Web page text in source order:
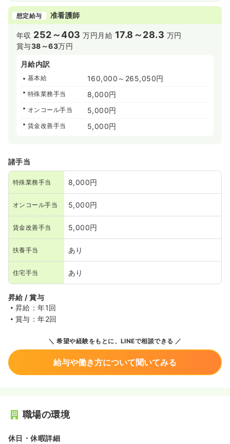
想定給与 准看護師
年収 252～403 万円 月給 17.8～28.3 万円
賞与38～63万円
月給内訳
基本給 160,000～265,050円
特殊業務手当 8,000円
オンコール手当 5,000円
賃金改善手当 5,000円
諸手当
特殊業務手当 8,000円
オンコール手当 5,000円
賃金改善手当 5,000円
扶養手当 あり
住宅手当 あり
昇給 / 賞与
昇給：年1回
賞与：年2回
希望や経験をもとに、LINEで相談できる
給与や働き方について聞いてみる
職場の環境
休日・休暇詳細